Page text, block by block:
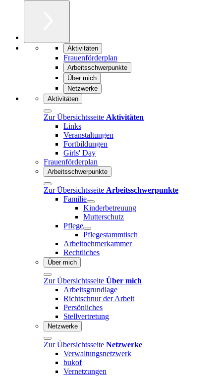
Aktivitäten
Frauenförderplan
Arbeitsschwerpunkte
Über mich
Netzwerke
Aktivitäten
Zur Übersichtsseite Aktivitäten
Links
Veranstaltungen
Fortbildungen
Girls' Day
Frauenförderplan
Arbeitsschwerpunkte
Zur Übersichtsseite Arbeitsschwerpunkte
Familie
Kinderbetreuung
Mutterschutz
Pflege
Pflegestammtisch
Arbeitnehmerkammer
Rechtliches
Über mich
Zur Übersichtsseite Über mich
Arbeitsgrundlage
Richtschnur der Arbeit
Persönliches
Stellvertretung
Netzwerke
Zur Übersichtsseite Netzwerke
Verwaltungsnetzwerk
bukof
Vernetzungen